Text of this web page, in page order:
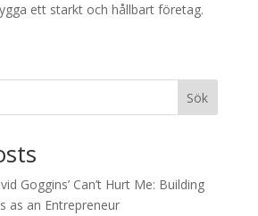
ett starkt och hållbart företag.
Sök
Goggins’ Can’t Hurt Me: Building
as an Entrepreneur